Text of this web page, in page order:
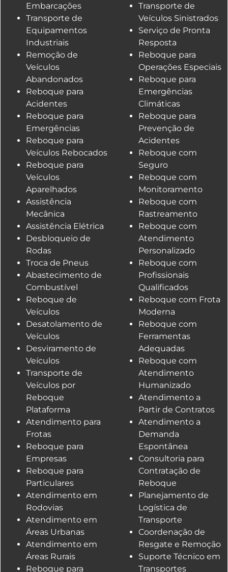
Embarcações
Transporte de
Equipamentos
Industriais
Remoção de
Veículos
Abandonados
Reboque para
Acidentes
Reboque para
Emergências
Reboque para
Veículos Rebocados
Reboque para
Veículos
Aparelhados
Assistência
Mecânica
Assistência Elétrica
Desbloqueio de
Rodas
Troca de Pneus
Abastecimento de
Combustível
Reboque de
Veículos
Desatolamento de
Veículos
Desviramento de
Veículos
Transporte de
Veículos por
Reboque
Plataforma
Atendimento para
Frotas
Reboque para
Empresas
Reboque para
Particulares
Atendimento em
Rodovias
Atendimento em
Áreas Urbanas
Atendimento em
Áreas Rurais
Reboque para
Transporte de
Veículos Sinistrados
Serviço de Pronta
Resposta
Reboque para
Operações Especiais
Reboque para
Emergências
Climáticas
Reboque para
Prevenção de
Acidentes
Reboque com
Seguro
Reboque com
Monitoramento
Reboque com
Rastreamento
Reboque com
Atendimento
Personalizado
Reboque com
Profissionais
Qualificados
Reboque com Frota
Moderna
Reboque com
Ferramentas
Adequadas
Reboque com
Atendimento
Humanizado
Atendimento a
Partir de Contratos
Atendimento a
Demanda
Espontânea
Consultoria para
Contratação de
Reboque
Planejamento de
Logística de
Transporte
Coordenação de
Resgate e Remoção
Suporte Técnico em
Transportes